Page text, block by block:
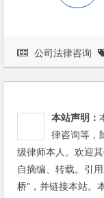
公司法律咨询
本站声明：
律咨询等，
级律师本人。欢迎
自摘编、转载。引
桥"，并链接本站。